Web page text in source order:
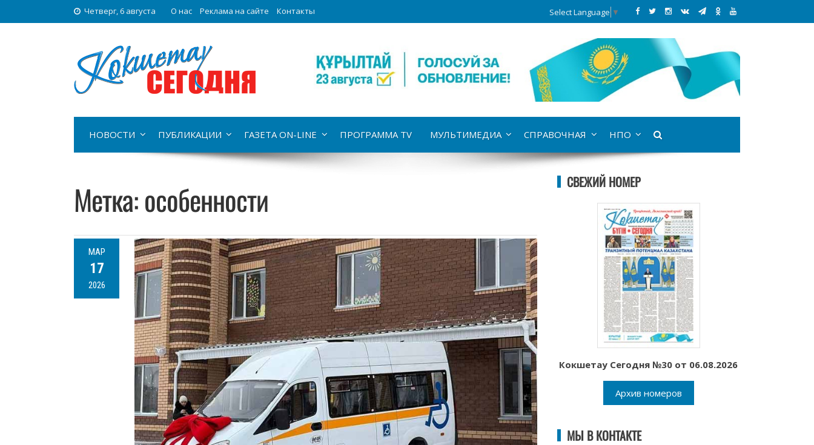
Четверг, 6 августа О нас Реклама на сайте Контакты Select Language ▼
НОВОСТИ ПУБЛИКАЦИИ ГАЗЕТА ON-LINE ПРОГРАММА TV МУЛЬТИМЕДИА СПРАВОЧНАЯ НПО
Метка:особенности
МАР
17
2026
СВЕЖИЙ НОМЕР
Кокшетау Сегодня №30 от 06.08.2026
Архив номеров
МЫ В КОНТАКТЕ